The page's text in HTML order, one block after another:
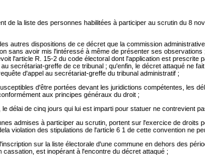
de la liste des personnes habilitées à participer au scrutin du 8
autres dispositions de ce décret que la commission
sans avoir mis l'intéressé à même de présenter ses
l'article R. 15-2 du code électoral dont l'application est
secrétariat-greffe de ce tribunal ; qu'enfin, le décret attaqué ne
d'appel au secrétariat-greffe du tribunal administratif ;
d'être portées devant les juridictions compétentes, les
aux principes généraux du droit ;
délai de cinq jours qui lui est imparti pour statuer ne contrevient
admises à participer au scrutin, portent sur l'exercice de
violation des stipulations de l'article 6 1 de cette convention ne
sur la liste électorale d'une commune en dehors des
est inopérant à l'encontre du décret attaqué ;